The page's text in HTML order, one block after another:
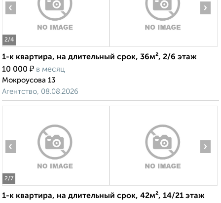
2/4
‹ ›
1-к квартира, на длительный срок, 36м², 2/6 этаж
10 000 ₽ в месяц
Мокроусова 13
Агентство, 08.08.2026
2/7
‹ ›
1-к квартира, на длительный срок, 42м², 14/21 этаж